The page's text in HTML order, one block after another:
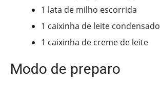
1 lata de milho escorrida
1 caixinha de leite condensado
1 caixinha de creme de leite
Modo de preparo